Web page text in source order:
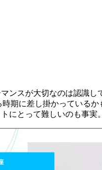
ンスが大切なのは認識
期に差し掛かっている
にとって難しいのも事